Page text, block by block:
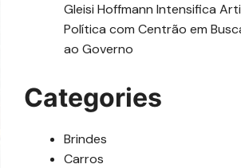
Gleisi Hoffmann Intensifica
Política com Centrão em
ao Governo
Categories
Brindes
Carros